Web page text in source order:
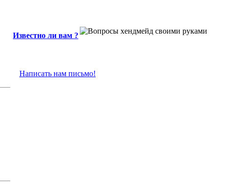
Известно ли вам ?
Написать нам письмо!